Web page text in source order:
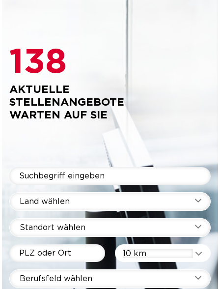
138
AKTUELLE
STELLENANGEBOTE
WARTEN AUF SIE
Land wählen
Standort wählen
10 km
Berufsfeld wählen